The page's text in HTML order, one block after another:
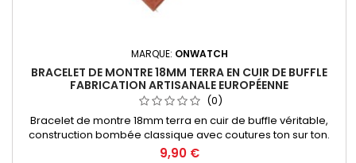
MARQUE: ONWATCH
BRACELET DE MONTRE 18MM TERRA EN CUIR DE BUFFLE
FABRICATION ARTISANALE EUROPÉENNE
(0)
Bracelet de montre 18mm terra en cuir de buffle véritable,
construction bombée classique avec coutures ton sur ton.
Fabrication artisanale Made in Spain.
9,90 €